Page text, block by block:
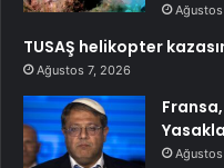
TUSAŞ helikopter
Ağustos 7, 2026